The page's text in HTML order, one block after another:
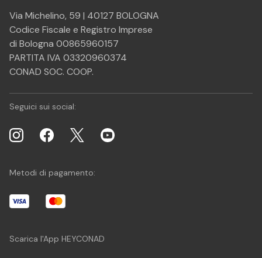
Via Michelino, 59 | 40127 BOLOGNA
Codice Fiscale e Registro Imprese
di Bologna 00865960157
PARTITA IVA 03320960374
CONAD SOC. COOP.
Seguici sui social:
Metodi di pagamento:
Scarica l'App HEYCONAD